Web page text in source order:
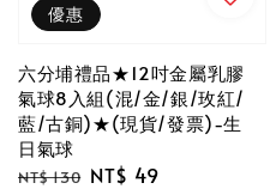
優惠
六分埔禮品★12吋金屬乳膠
氣球8入組(混/金/銀/玫紅/
藍/古銅)★(現貨/發票)-生
日氣球
Regular
NT$ 130 Sale
NT$ 49